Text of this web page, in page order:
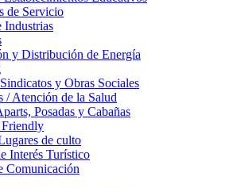
de Servicio
Industrias
y Distribución de Energía
y Obras Sociales
/ Atención de la Salud
Posadas y Cabañas
Friendly
de culto
Interés Turístico
Comunicación